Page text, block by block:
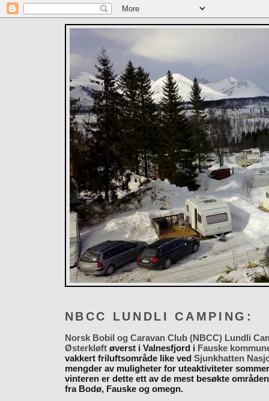
NBCC LUNDLI CAMPING:
Norsk Bobil og Caravan Club (NBCC) Lundli
Østerkløftøverst i Valnesfjord i Fauske
vakkert friluftsområde like ved Sjunkhatten
mengder av muligheter for uteaktiviteter
vinteren er dette ett av de mest besøkte
fra Bodø, Fauske og omegn.